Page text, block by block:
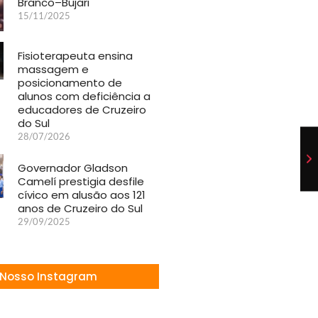
15/11/2025
Fisioterapeuta ensina
massagem e
posicionamento de
alunos com deficiência a
educadores de Cruzeiro
do Sul
28/07/2026
Governador Gladson
Camelí prestigia desfile
cívico em alusão aos 121
anos de Cruzeiro do Sul
29/09/2025
Nosso Instagram